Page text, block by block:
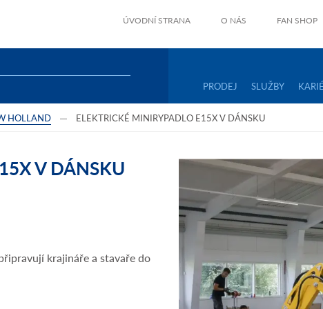
ÚVODNÍ STRANA O NÁS FAN SHOP
PRODEJ SLUŽBY
HOLLAND ELEKTRICKÉ MINIRYPADLO E15X V DÁNSKU
V DÁNSKU
krajináře a stavaře do